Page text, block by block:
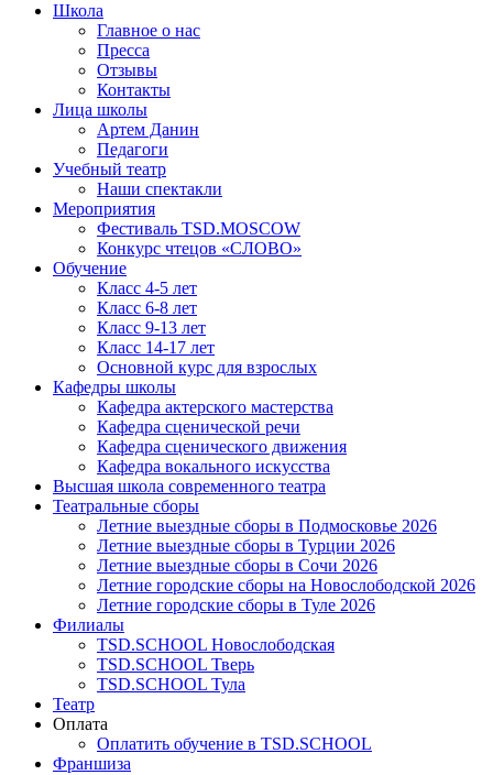
Школа
Главное о нас
Пресса
Отзывы
Контакты
Лица школы
Артем Данин
Педагоги
Учебный театр
Наши спектакли
Мероприятия
Фестиваль TSD.MOSCOW
Конкурс чтецов «СЛОВО»
Обучение
Класс 4-5 лет
Класс 6-8 лет
Класс 9-13 лет
Класс 14-17 лет
Основной курс для взрослых
Кафедры школы
Кафедра актерского мастерства
Кафедра сценической речи
Кафедра сценического движения
Кафедра вокального искусства
Высшая школа современного театра
Театральные сборы
Летние выездные сборы в Подмосковье 2026
Летние выездные сборы в Турции 2026
Летние выездные сборы в Сочи 2026
Летние городские сборы на Новослободской 2026
Летние городские сборы в Туле 2026
Филиалы
TSD.SCHOOL Новослободская
TSD.SCHOOL Тверь
TSD.SCHOOL Тула
Театр
Оплата
Оплатить обучение в TSD.SCHOOL
Франшиза